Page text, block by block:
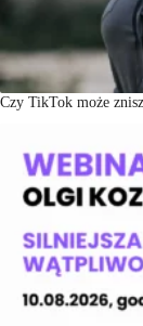
Czy TikTok może